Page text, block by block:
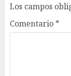
Los campos
Comentario *